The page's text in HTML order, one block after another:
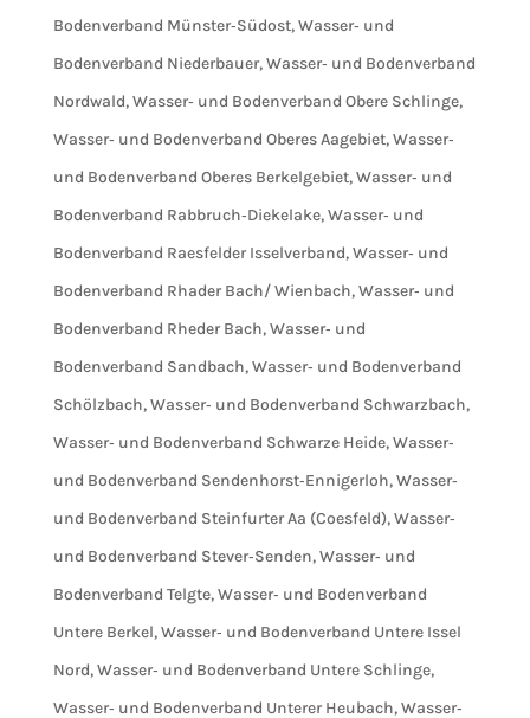
Bodenverband Münster‐Südost,Wasser‐ und
Bodenverband Niederbauer,Wasser‐ und Bodenverband
Nordwald,Wasser‐ und Bodenverband Obere Schlinge,
Wasser‐ und Bodenverband Oberes Aagebiet,Wasser‐
und Bodenverband Oberes Berkelgebiet,Wasser‐ und
Bodenverband Rabbruch‐Diekelake,Wasser‐ und
Bodenverband Raesfelder Isselverband,Wasser‐ und
Bodenverband Rhader Bach/ Wienbach,Wasser‐ und
Bodenverband Rheder Bach,Wasser‐ und
Bodenverband Sandbach,Wasser‐ und Bodenverband
Schölzbach,Wasser‐ und Bodenverband Schwarzbach,
Wasser‐ und Bodenverband Schwarze Heide,Wasser‐
und Bodenverband Sendenhorst‐Ennigerloh,Wasser‐
und Bodenverband Steinfurter Aa (Coesfeld),Wasser‐
und Bodenverband Stever‐Senden,Wasser‐ und
Bodenverband Telgte,Wasser‐ und Bodenverband
Untere Berkel,Wasser‐ und Bodenverband Untere Issel
Nord,Wasser‐ und Bodenverband Untere Schlinge,
Wasser‐ und Bodenverband Unterer Heubach,Wasser‐